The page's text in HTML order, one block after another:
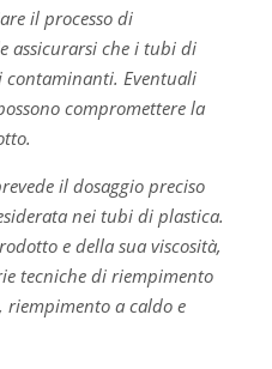
il processo di
assicurarsi che i tubi di
Eventuali
compromettere la
il dosaggio preciso
nei tubi di plastica.
e della sua viscosità,
tecniche di riempimento
riempimento a caldo e